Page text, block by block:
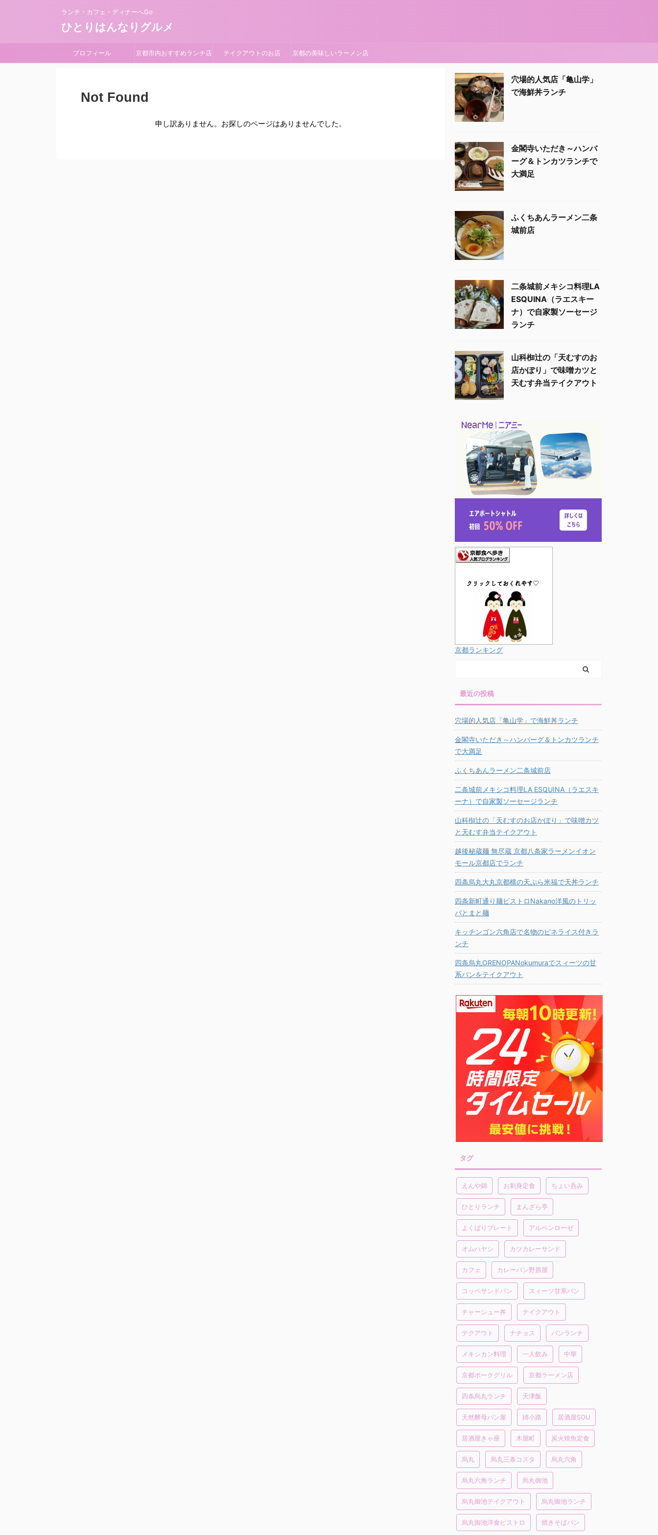
ランチ・カフェ・ディナーへGo
ひとりはんなりグルメ
プロフィール 京都市内おすすめランチ店 テイクアウトのお店 京都の美味しいラーメン店
Not Found
申し訳ありません。お探しのページはありませんでした。
穴場的人気店「亀山学」
で海鮮丼ランチ
金閣寺いただき～ハンバ
ーグ＆トンカツランチで
大満足
ふくちあんラーメン二条
城前店
二条城前メキシコ料理LA
ESQUINA（ラエスキー
ナ）で自家製ソーセージ
ランチ
山科椥辻の「天むすのお
店かぽり」で味噌カツと
天むす弁当テイクアウト
京都ランキング
最近の投稿
穴場的人気店「亀山学」で海鮮丼ランチ
金閣寺いただき～ハンバーグ＆トンカツランチ
で大満足
ふくちあんラーメン二条城前店
二条城前メキシコ料理LA ESQUINA（ラエスキ
ーナ）で自家製ソーセージランチ
山科椥辻の「天むすのお店かぽり」で味噌カツ
と天むす弁当テイクアウト
越後秘蔵麺 無尽蔵 京都八条家ラーメンイオン
モール京都店でランチ
四条烏丸大丸京都横の天ぷら米福で天丼ランチ
四条新町通り麺ビストロNakano洋風のトリッ
パとまと麺
キッチンゴン六角店で名物のピネライス付きラ
ンチ
四条烏丸ORENOPANokumuraでスィーツの甘
系パンをテイクアウト
タグ
えんや錦 お刺身定食 ちょい呑み
ひとりランチ まんざら亭
よくばりプレート アルペンローゼ
オムハヤシ カツカレーサンド
カフェ カレーパン野原屋
コッペサンドパン スィーツ甘系パン
チャーシュー丼 テイクアウト
テクアウト ナチョス パンランチ
メキシカン料理 一人飲み 中華
京都ポークグリル 京都ラーメン店
四条烏丸ランチ 天津飯
天然酵母パン屋 姉小路 居酒屋SOU
居酒屋きゃ座 木屋町 炭火焼魚定食
烏丸 烏丸三条コスタ 烏丸六角
烏丸六角ランチ 烏丸御池
烏丸御池テイクアウト 烏丸御池ランチ
烏丸御池洋食ビストロ 焼きそばパン